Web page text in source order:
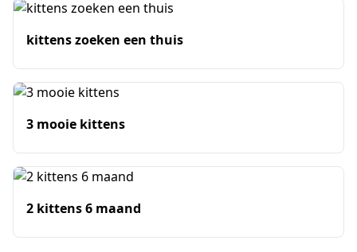
kittens zoeken een thuis
3 mooie kittens
2 kittens 6 maand